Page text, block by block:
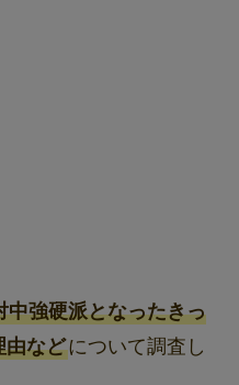
中強硬派となったきっ
由などについて調査し